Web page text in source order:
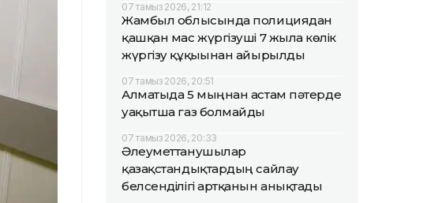
07 тамыз 2026, 21:12
Жамбыл облысында полициядан
қашқан мас жүргізуші 7 жылға көлік
жүргізу құқығынан айырылды
07 тамыз 2026, 20:51
Алматыда 5 мыңнан астам пәтерде
уақытша газ болмайды
07 тамыз 2026, 20:33
Әлеуметтанушылар
қазақстандықтардың сайлау
белсенділігі артқанын анықтады